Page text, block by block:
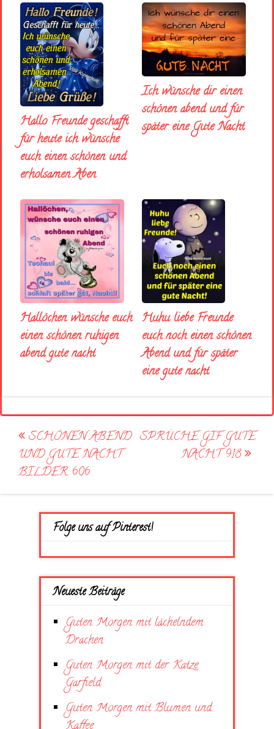
Hallo Freunde geschafft
für heute ich wünsche
euch einen schönen und
erholsamen Aben
Ich wünsche dir einen
schönen abend und fúr
später eine Gute Nacht
Hallöchen wünsche euch
einen schönen ruhigen
abend gute nacht
Huhu liebe Freunde
euch noch einen schönen
Abend und für später
eine gute nacht
Post
navigation
SCHÖNEN ABEND
UND GUTE NACHT
BILDER 606
SPRÜCHE GIF GUTE
NACHT 918
Folge uns auf Pinterest!
Neueste Beiträge
Guten Morgen mit lächelndem
Drachen
Guten Morgen mit der Katze
Garfield
Guten Morgen mit Blumen und